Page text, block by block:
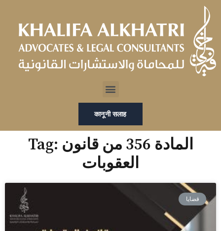
content
Menu
कानूनी सलाह
Tag: المادة 356 من قانون
العقوبات
قضايا